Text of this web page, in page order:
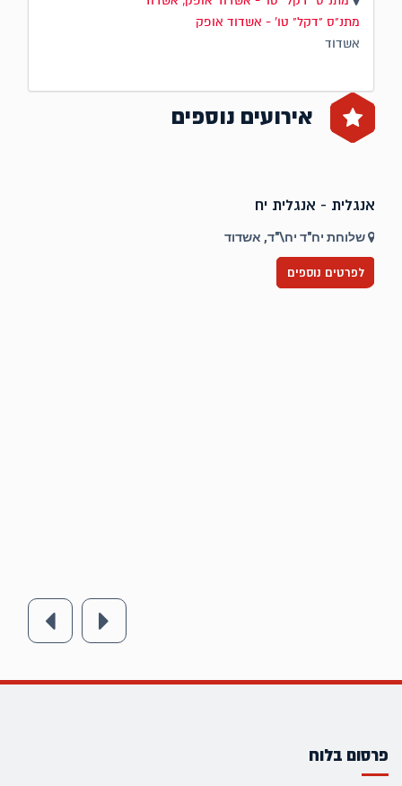
מתנ"ס "דקל" טו' - אשדוד אופק
אשדוד
אירועים נוספים
אנגלית - אנגלית יח
שלוחת יח"ד יח\"ד, אשדוד
לפרטים נוספים
פרסום בלוח